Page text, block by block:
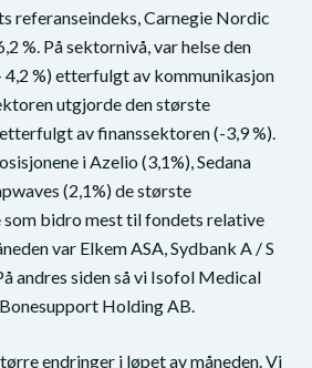
referanseindeks, Carnegie Nordic
%. På sektornivå, var helse den
%) etterfulgt av kommunikasjon
utgjorde den største
av finanssektoren (-3,9 %).
i Azelio (3,1%), Sedana
(2,1%) de største
som bidro mest til fondets relative
var Elkem ASA, Sydbank A / S
andres siden så vi Isofol Medical
Holding AB.
endringer i løpet av måneden. Vi